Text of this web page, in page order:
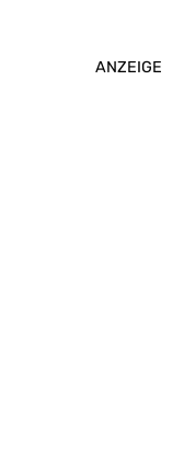
ANZEIGE